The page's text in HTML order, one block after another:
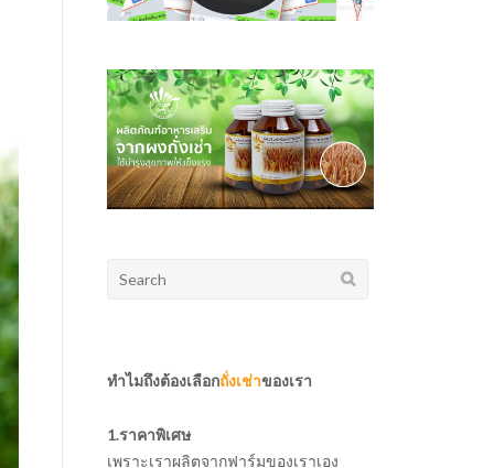
Search
ทำไมถึงต้องเลือกถั่งเช่าของเรา
1.ราคาพิเศษ
เพราะเราผลิตจากฟาร์มของเราเอง